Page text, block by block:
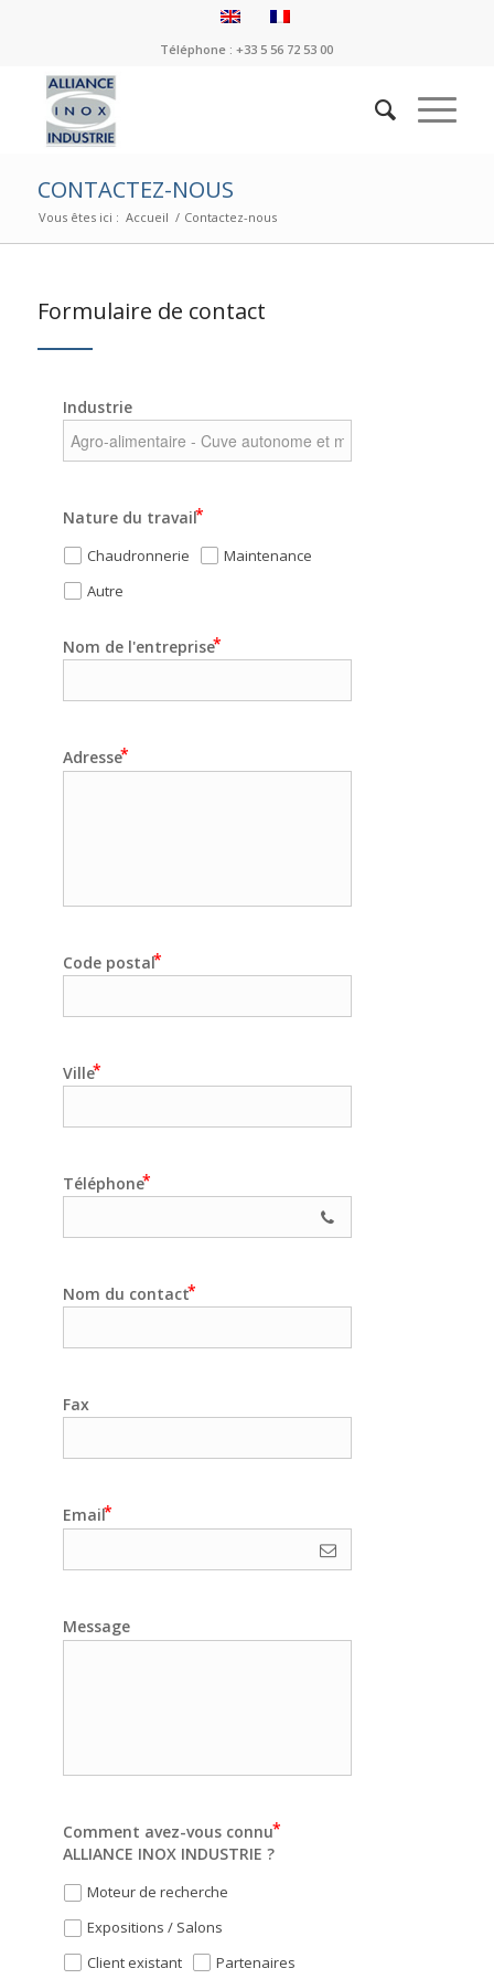
Téléphone : +33 5 56 72 53 00
CONTACTEZ-NOUS
Vous êtes ici : Accueil / Contactez-nous
Formulaire de contact
Industrie
Nature du travail
Chaudronnerie
Maintenance
Autre
Nom de l'entreprise
Adresse
Code postal
Ville
Téléphone
Nom du contact
Fax
Email
Message
Comment avez-vous connu
ALLIANCE INOX INDUSTRIE ?
Moteur de recherche
Expositions / Salons
Client existant
Partenaires